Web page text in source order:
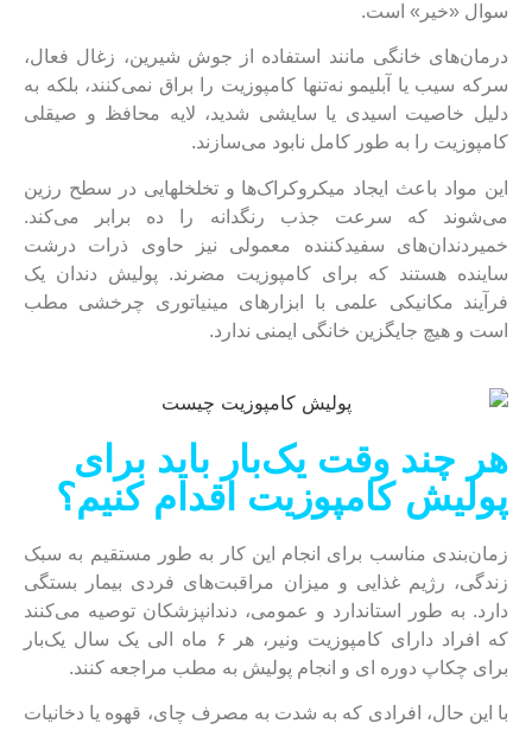
سوال «خیر» است.
درمان‌های خانگی مانند استفاده از جوش شیرین، زغال فعال،
سرکه سیب یا آبلیمو نه‌تنها کامپوزیت را براق نمی‌کنند، بلکه به
دلیل خاصیت اسیدی یا سایشی شدید، لایه محافظ و صیقلی
کامپوزیت را به طور کامل نابود می‌سازند.
این مواد باعث ایجاد میکروکراک‌ها و تخلخلهایی در سطح رزین
می‌شوند که سرعت جذب رنگدانه را ده برابر می‌کند.
خمیردندان‌های سفیدکننده معمولی نیز حاوی ذرات درشت
ساینده هستند که برای کامپوزیت مضرند. پولیش دندان یک
فرآیند مکانیکی علمی با ابزارهای مینیاتوری چرخشی مطب
است و هیچ جایگزین خانگی ایمنی ندارد.
هر چند وقت یک‌بار باید برای
پولیش کامپوزیت اقدام کنیم؟
زمان‌بندی مناسب برای انجام این کار به طور مستقیم به سبک
زندگی، رژیم غذایی و میزان مراقبت‌های فردی بیمار بستگی
دارد. به طور استاندارد و عمومی، دندانپزشکان توصیه می‌کنند
که افراد دارای کامپوزیت ونیر، هر ۶ ماه الی یک سال یک‌بار
برای چکاپ دوره ای و انجام پولیش به مطب مراجعه کنند.
با این حال، افرادی که به شدت به مصرف چای، قهوه یا دخانیات